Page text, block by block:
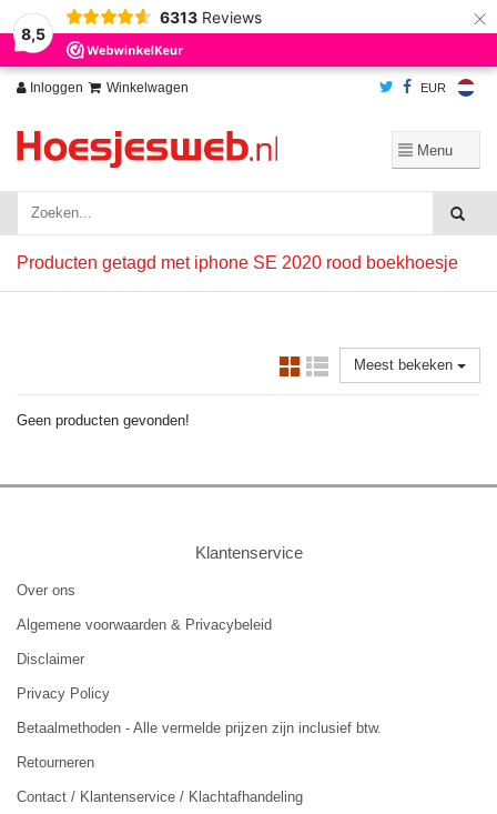
8,5
6313 Reviews ×
Inloggen Winkelwagen EUR
Producten getagd met iphone SE 2020 rood boekhoesje
Meest bekeken
Geen producten gevonden!
Klantenservice
Over ons
Algemene voorwaarden & Privacybeleid
Disclaimer
Privacy Policy
Betaalmethoden - Alle vermelde prijzen zijn inclusief btw.
Retourneren
Contact / Klantenservice / Klachtafhandeling
Wij slaan cookies op om onze website te verbeteren. Is dat akkoord?
Ja
Nee